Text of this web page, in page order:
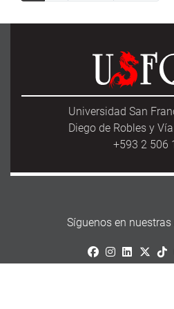
Universidad San
Diego de Robles y
+593 2 506
Síguenos en